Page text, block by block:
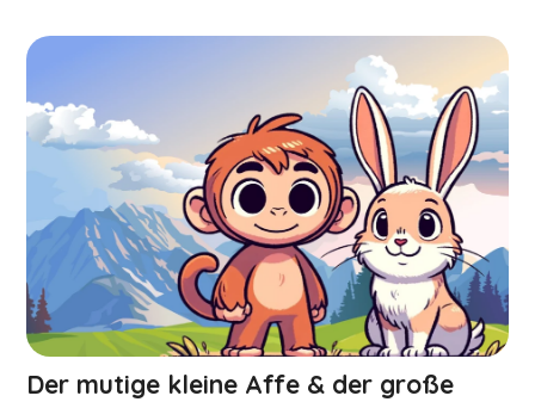
Der mutige kleine Affe & der große